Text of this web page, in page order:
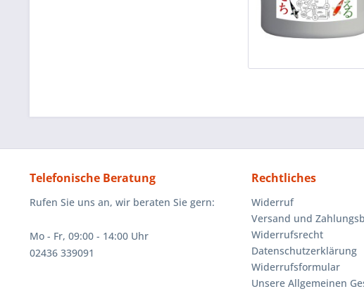
Telefonische Beratung
Rufen Sie uns an, wir beraten Sie gern:
Mo - Fr, 09:00 - 14:00 Uhr
02436 339091
Rechtliches
Widerruf
Versand und
Widerrufsrecht
Datenschutzerklärung
Widerrufsformular
Unsere Allgemeinen